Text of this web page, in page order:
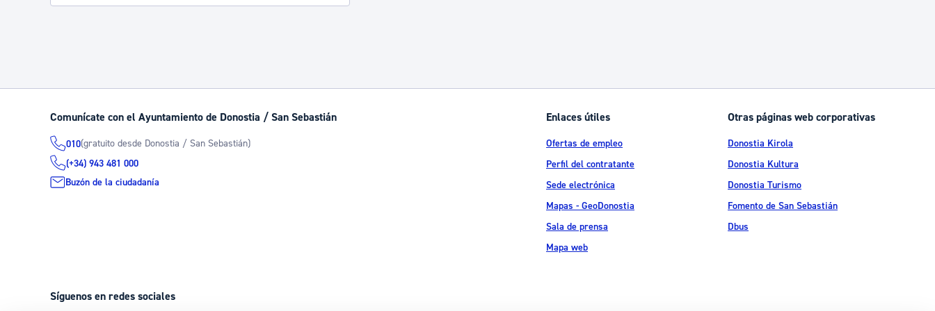
Comunícate con el Ayuntamiento de Donostia / San Sebastián
010(gratuito desde Donostia / San Sebastián)
(+34) 943 481 000
Buzón de la ciudadanía
Enlaces útiles
Ofertas de empleo
Perfil del contratante
Sede electrónica
Mapas - GeoDonostia
Sala de prensa
Mapa web
Otras páginas web corporativas
Donostia Kirola
Donostia Kultura
Donostia Turismo
Fomento de San Sebastián
Dbus
Síguenos en redes sociales